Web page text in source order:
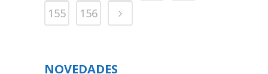
155
156
NOVEDADES